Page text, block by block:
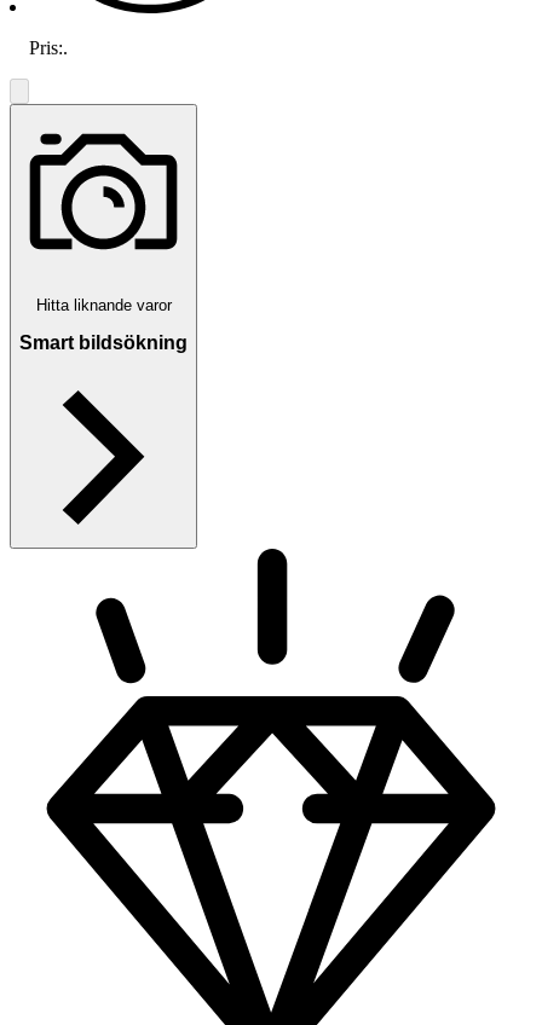
Pris:.
Hitta liknande varor
Smart bildsökning